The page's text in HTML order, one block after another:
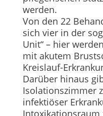
werden.
Von den 22
sich vier in der
Unit“ – hier
mit akutem
Kreislauf-
Darüber hinaus
Isolationszimmer
infektiöser